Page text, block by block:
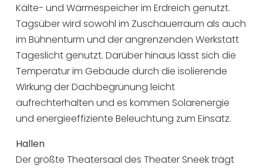
Kälte- und Wärmespeicher im Erdreich genutzt.
Tagsüber wird sowohl im Zuschauerraum als auch
im Bühnenturm und der angrenzenden Werkstatt
Tageslicht genutzt. Darüber hinaus lässt sich die
Temperatur im Gebäude durch die isolierende
Wirkung der Dachbegrünung leicht
aufrechterhalten und es kommen Solarenergie
und energieeffiziente Beleuchtung zum Einsatz.
Hallen
Der größte Theatersaal des Theater Sneek trägt